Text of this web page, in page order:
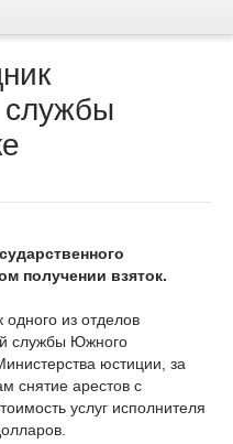
службы
получении взяток.
из отделов
службы Южного
юстиции, за
снятие арестов с
услуг исполнителя